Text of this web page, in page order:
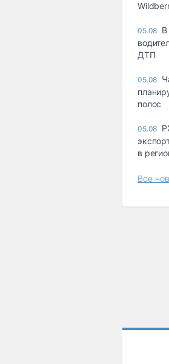
05.08 В
ДТП
05.08
полос
05.08
в
Все